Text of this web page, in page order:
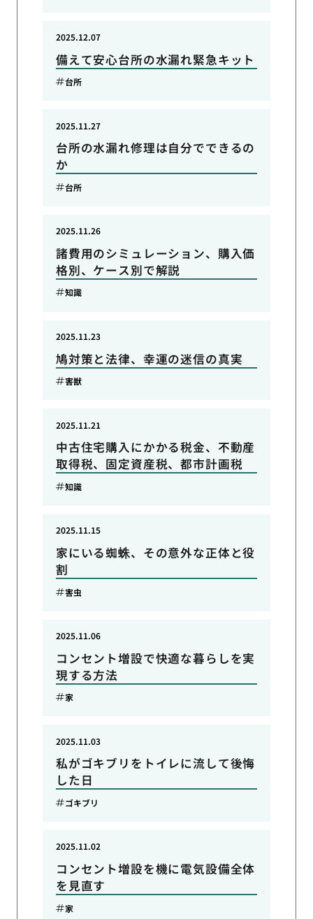
備えて安心台所の水漏れ緊急キット
2025.12.07
台所
台所の水漏れ修理は自分でできるの
か
2025.11.27
台所
諸費用のシミュレーション、購入価
格別、ケース別で解説
2025.11.26
知識
鳩対策と法律、幸運の迷信の真実
2025.11.23
害獣
中古住宅購入にかかる税金、不動産
取得税、固定資産税、都市計画税
2025.11.21
知識
家にいる蜘蛛、その意外な正体と役
割
2025.11.15
害虫
コンセント増設で快適な暮らしを実
現する方法
2025.11.06
家
私がゴキブリをトイレに流して後悔
した日
2025.11.03
ゴキブリ
コンセント増設を機に電気設備全体
を見直す
2025.11.02
家